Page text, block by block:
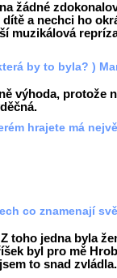
žádné
a nechci ho
muzikálová
by to byla? )
výhoda, protože
hrajete má
co znamenají
toho jedna byla
byl pro mě
to snad zvládla.